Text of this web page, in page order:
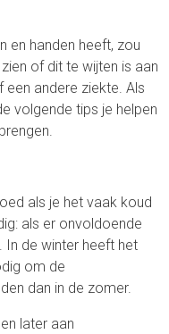
en handen heeft, zou
of dit te wijten is aan
andere ziekte. Als
volgende tips je helpen
als je het vaak koud
als er onvoldoende
In de winter heeft het
om de
dan in de zomer.
later aan